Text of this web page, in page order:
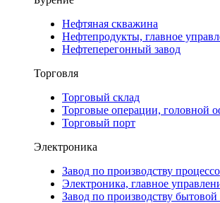
Нефтяная скважина
Нефтепродукты, главное
Нефтеперегонный завод
Торговля
Торговый склад
Торговые операции, головной
Торговый порт
Электроника
Завод по производству
Электроника, главное
Завод по производству бытовой